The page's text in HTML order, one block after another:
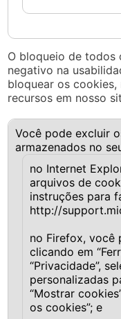
O bloqueio de todos
negativo na
bloquear os
recursos em nosso
Você pode excluir
armazenados no
no Internet
arquivos de
instruções para
http://
no Firefox, você
clicando em
“Privacidade”,
personalizadas
“Mostrar
os cookies”; e